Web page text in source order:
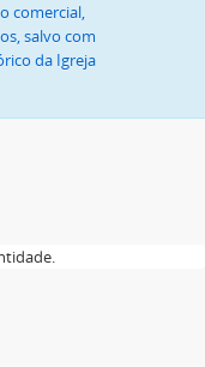
comercial,
salvo com
da Igreja